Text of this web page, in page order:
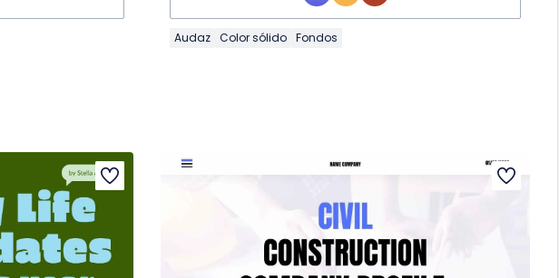
Audaz Color sólido Fondos